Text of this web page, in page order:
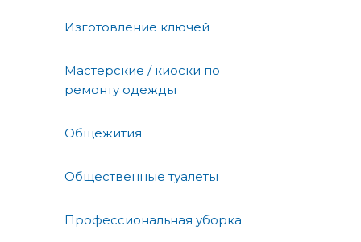
Изготовление ключей
Мастерские / киоски по
ремонту одежды
Общежития
Общественные туалеты
Профессиональная уборка